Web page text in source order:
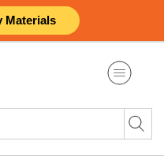
Materials